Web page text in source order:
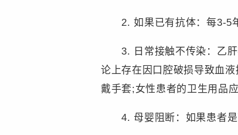
2. 如果已有抗体：每3-5年
3. 日常接触不传染：乙肝
论上存在因口腔破损导致血
戴手套;女性患者的卫生用品应
4. 母婴阻断：如果患者是